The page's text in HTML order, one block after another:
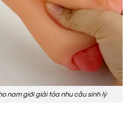
nam giới giải tỏa nhu cầu sinh lý